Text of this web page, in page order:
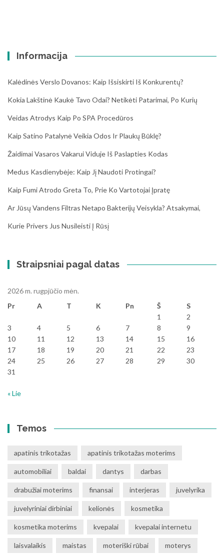
Informacija
Kalėdinės Verslo Dovanos: Kaip Išsiskirti Iš Konkurentų?
Kokia Lakštinė Kaukė Tavo Odai? Netikėti Patarimai, Po Kurių
Veidas Atrodys Kaip Po SPA Procedūros
Kaip Satino Patalynė Veikia Odos Ir Plaukų Būklę?
Žaidimai Vasaros Vakarui Viduje Iš Paslapties Kodas
Medus Kasdienybėje: Kaip Jį Naudoti Protingai?
Kaip Fumi Atrodo Greta To, Prie Ko Vartotojai Įpratę
Ar Jūsų Vandens Filtras Netapo Bakterijų Veisykla? Atsakymai,
Kurie Privers Jus Nusileisti Į Rūsį
Straipsniai pagal datas
2026 m. rugpjūčio mėn.
Pr
A T K Pn Š
S
1
2
3
4 5 6 7 8
9
10
11 12 13 14 15
16
17
18 19 20 21 22
23
24
25 26 27 28 29
30
31
« Lie
Temos
apatinis trikotažas apatinis trikotažas moterims
automobiliai baldai dantys darbas
drabužiai moterims finansai interjeras juvelyrika
juvelyriniai dirbiniai kelionės kosmetika
kosmetika moterims kvepalai kvepalai internetu
laisvalaikis maistas moteriški rūbai moterys